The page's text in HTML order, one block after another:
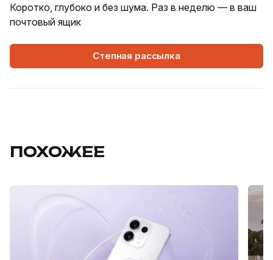
Коротко, глубоко и без шума. Раз в неделю — в ваш
почтовый ящик
Степная рассылка
ПОХОЖЕЕ